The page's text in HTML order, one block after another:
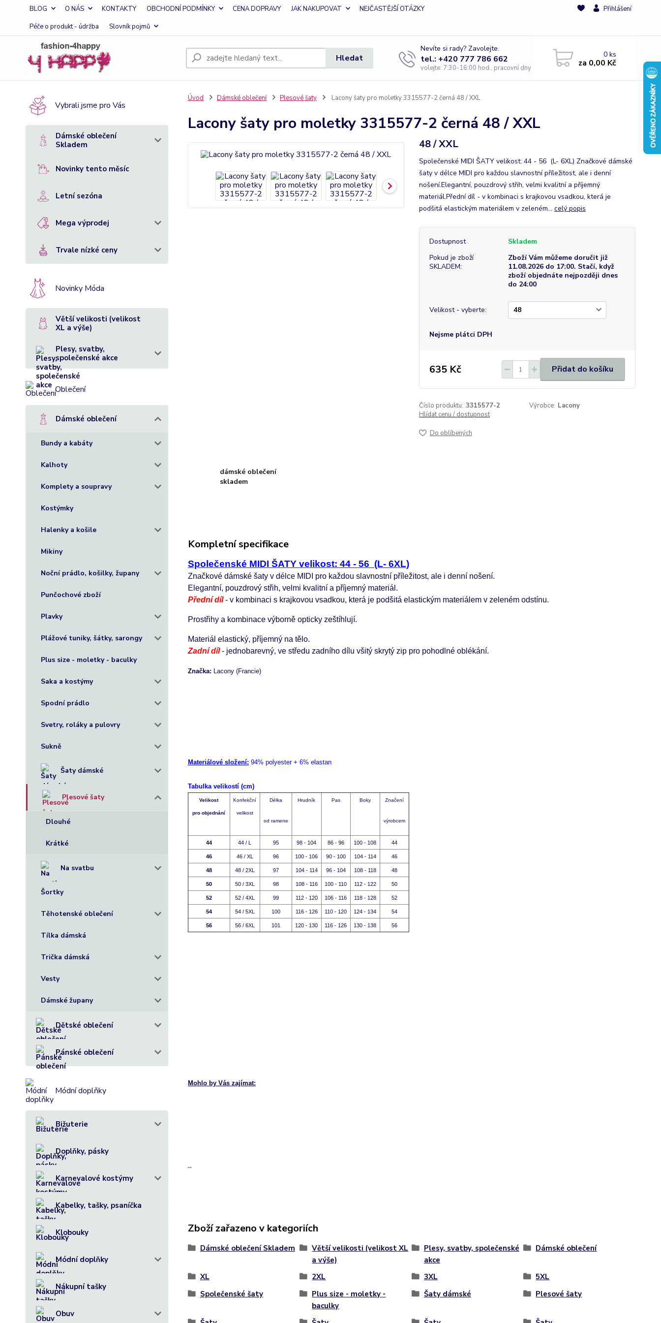
BLOG O NÁS KONTAKTY OBCHODNÍ PODMÍNKY CENA DOPRAVY JAK NAKUPOVAT
NEJČASTĚJŠÍ OTÁZKY
Péče o produkt - údržba
Slovník pojmů
Přihlášení
Hledat
Nevíte si rady? Zavolejte.
tel.: +420 777 786 662
volejte: 7:30-16:00 hod., pracovní dny
0ks
za 0,00 Kč
Vybrali jsme pro Vás
Dámské oblečení
Skladem
Novinky tento měsíc
Letní sezóna
Mega výprodej
Trvale nízké ceny
Novinky Móda
Větší velikosti (velikost
XL a výše)
Plesy, svatby,
společenské akce
Oblečení
Dámské oblečení
Bundy a kabáty
Kalhoty
Komplety a soupravy
Kostýmky
Halenky a košile
Mikiny
Noční prádlo, košilky, župany
Punčochové zboží
Plavky
Plážové tuniky, šátky, sarongy
Plus size - moletky - baculky
Saka a kostýmy
Spodní prádlo
Svetry, roláky a pulovry
Sukně
Šaty dámské
Plesové šaty
Dlouhé
Krátké
Na svatbu
Šortky
Těhotenské oblečení
Tílka dámská
Trička dámská
Vesty
Dámské župany
Dětské oblečení
Pánské oblečení
Módní doplňky
Bižuterie
Doplňky, pásky
Karnevalové kostýmy
Kabelky, tašky, psaníčka
Klobouky
Módní doplňky
Nákupní tašky
Obuv
Úvod Dámské oblečení Plesové šaty Lacony šaty pro moletky 3315577-2 černá 48 / XXL
Lacony šaty pro moletky 3315577-2 černá 48 / XXL
48 / XXL
Společenské MIDI ŠATY velikost: 44 - 56 (L- 6XL) Značkové dámské
šaty v délce MIDI pro každou slavnostní příležitost, ale i denní
nošení.Elegantní, pouzdrový střih, velmi kvalitní a příjemný
materiál.Přední díl - v kombinaci s krajkovou vsadkou, která je
podšitá elastickým materiálem v zeleném... celý popis
Dostupnost
Skladem
Pokud je zboží
SKLADEM:
Zboží Vám můžeme doručit již
11.08.2026 do 17:00. Stačí, když
zboží objednáte nejpozději dnes
do 24:00
Velikost - vyberte:
Nejsme plátci DPH
635 Kč Přidat do košíku
Číslo produktu: 3315577-2 Výrobce: Lacony
Hlídat cenu / dostupnost
Do oblíbených
dámské oblečení
skladem
Kompletní specifikace
Společenské MIDI ŠATY velikost: 44 - 56 (L- 6XL)
Značkové dámské šaty v délce MIDI pro každou slavnostní příležitost, ale i denní nošení.
Elegantní, pouzdrový střih, velmi kvalitní a příjemný materiál.
Přední díl- v kombinaci s krajkovou vsadkou, která je podšitá elastickým materiálem v zeleném odstínu.
Prostřihy a kombinace výborně opticky zeštíhlují.
Materiál elastický, příjemný na tělo.
Zadní díl- jednobarevný, ve středu zadního dílu všitý skrytý zip pro pohodlné oblékání.
Značka: Lacony (Francie)
Materiálové složení: 94% polyester + 6% elastan
Tabulka velikostí (cm)
Velikost
pro objednání
Konfekční
velikost
Délka
od ramene
Hrudník Pas Boky Značení
výrobcem
44 44 / L 95 98 - 104 86 - 96 100 - 108 44
46 46 / XL 96 100 - 106 90 - 100 104 - 114 46
48 48 / 2XL 97 104 - 114 96 - 104 108 - 118 48
50 50 / 3XL 98 108 - 116 100 - 110 112 - 122 50
52 52 / 4XL 99 112 - 120 106 - 116 118 - 128 52
54 54 / 5XL 100 116 - 126 110 - 120 124 - 134 54
56 56 / 6XL 101 120 - 130 116 - 126 130 - 138 56
Mohlo by Vás zajímat:
""
Zboží zařazeno v kategoriích
Dámské oblečení Skladem
Větší velikosti (velikost XL
a výše)
Plesy, svatby, společenské
akce
Dámské oblečení
XL 2XL 3XL
5XL
Společenské šaty
Plus size - moletky -
baculky
Šaty dámské Plesové šaty